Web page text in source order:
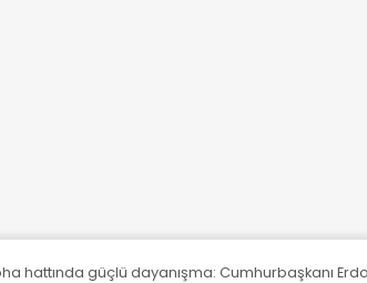
hattında güçlü dayanışma: Cumhurbaşkanı